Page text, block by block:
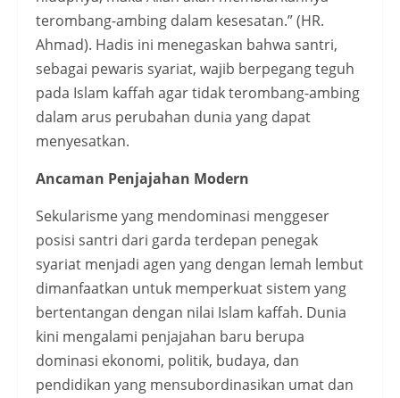
terombang-ambing dalam kesesatan.” (HR.
Ahmad). Hadis ini menegaskan bahwa santri,
sebagai pewaris syariat, wajib berpegang teguh
pada Islam kaffah agar tidak terombang-ambing
dalam arus perubahan dunia yang dapat
menyesatkan.
Ancaman Penjajahan Modern
Sekularisme yang mendominasi menggeser
posisi santri dari garda terdepan penegak
syariat menjadi agen yang dengan lemah lembut
dimanfaatkan untuk memperkuat sistem yang
bertentangan dengan nilai Islam kaffah. Dunia
kini mengalami penjajahan baru berupa
dominasi ekonomi, politik, budaya, dan
pendidikan yang mensubordinasikan umat dan